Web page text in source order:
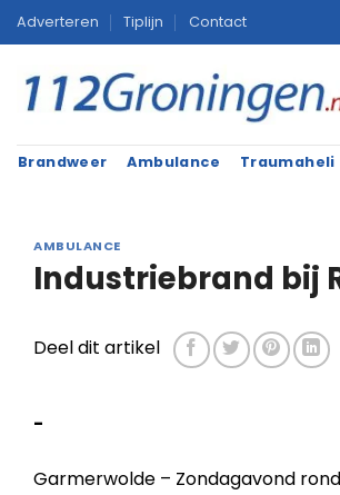
Ga
naar
inhoud
Adverteren Tiplijn Contact
Brandweer Ambulance Traumaheli
AMBULANCE
Industriebrand bij
Deel dit artikel
-
Garmerwolde – Zondagavond